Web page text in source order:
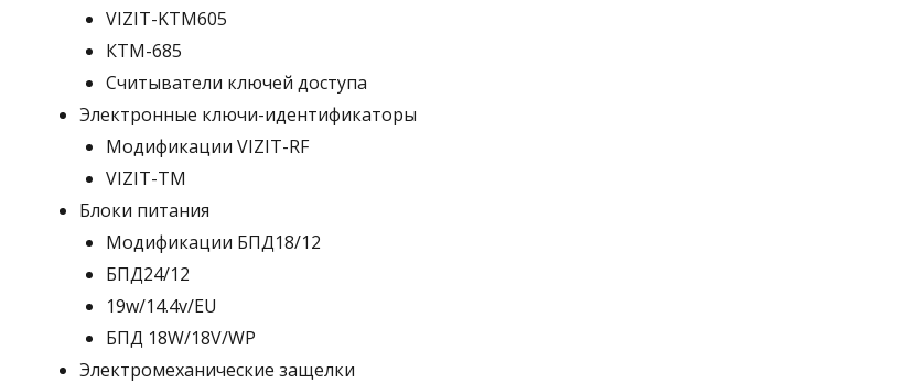
VIZIT-KTM605
КТМ-685
Считыватели ключей доступа
Электронные ключи-идентификаторы
Модификации VIZIT-RF
VIZIT-TM
Блоки питания
Модификации БПД18/12
БПД24/12
19w/14.4v/EU
БПД 18W/18V/WP
Электромеханические защелки